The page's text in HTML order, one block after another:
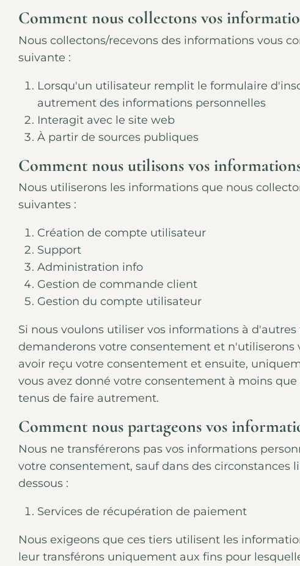
Comment nous collectons vos
Nous collectons/recevons des informations vous
suivante :
Lorsqu'un utilisateur remplit le formulaire
autrement des informations personnelles
Interagit avec le site web
À partir de sources publiques
Comment nous utilisons vos
Nous utiliserons les informations que nous
suivantes :
Création de compte utilisateur
Support
Administration info
Gestion de commande client
Gestion du compte utilisateur
Si nous voulons utiliser vos informations à d'autres
demanderons votre consentement et n'utiliserons
avoir reçu votre consentement et ensuite,
vous avez donné votre consentement à moins
tenus de faire autrement.
Comment nous partageons vos
Nous ne transférerons pas vos informations
votre consentement, sauf dans des circonstances
dessous :
Services de récupération de paiement
Nous exigeons que ces tiers utilisent les
leur transférons uniquement aux fins pour